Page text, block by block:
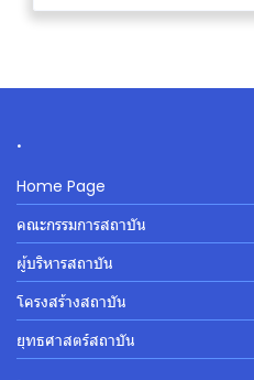
.
Home Page
คณะกรรมการสถาบัน
ผู้บริหารสถาบัน
โครงสร้างสถาบัน
ยุทธศาสตร์สถาบัน